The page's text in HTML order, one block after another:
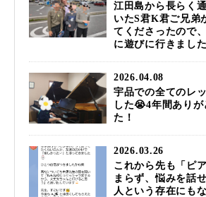
江田島から長らく
いたS君K君ご兄弟
てくださったので
に遊びに行きまし
2026.04.08
宇品での全てのレ
した😭4年間あり
た！
2026.03.26
これから先も「ピ
まらず、悩みを話
人という存在にも